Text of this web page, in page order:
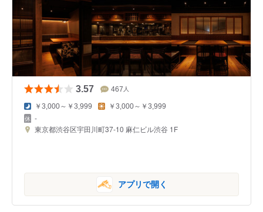
3.57 467 人
￥3,000～￥3,999 ￥3,000～￥3,999
-
東京都渋谷区宇田川町37-10 麻仁ビル渋谷 1F
アプリで開く